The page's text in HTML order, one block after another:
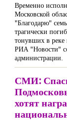
Временно
Московской
"Благодарю"
трагически
тонувших в
РИА "Новости"
администрации.
СМИ:
хотят